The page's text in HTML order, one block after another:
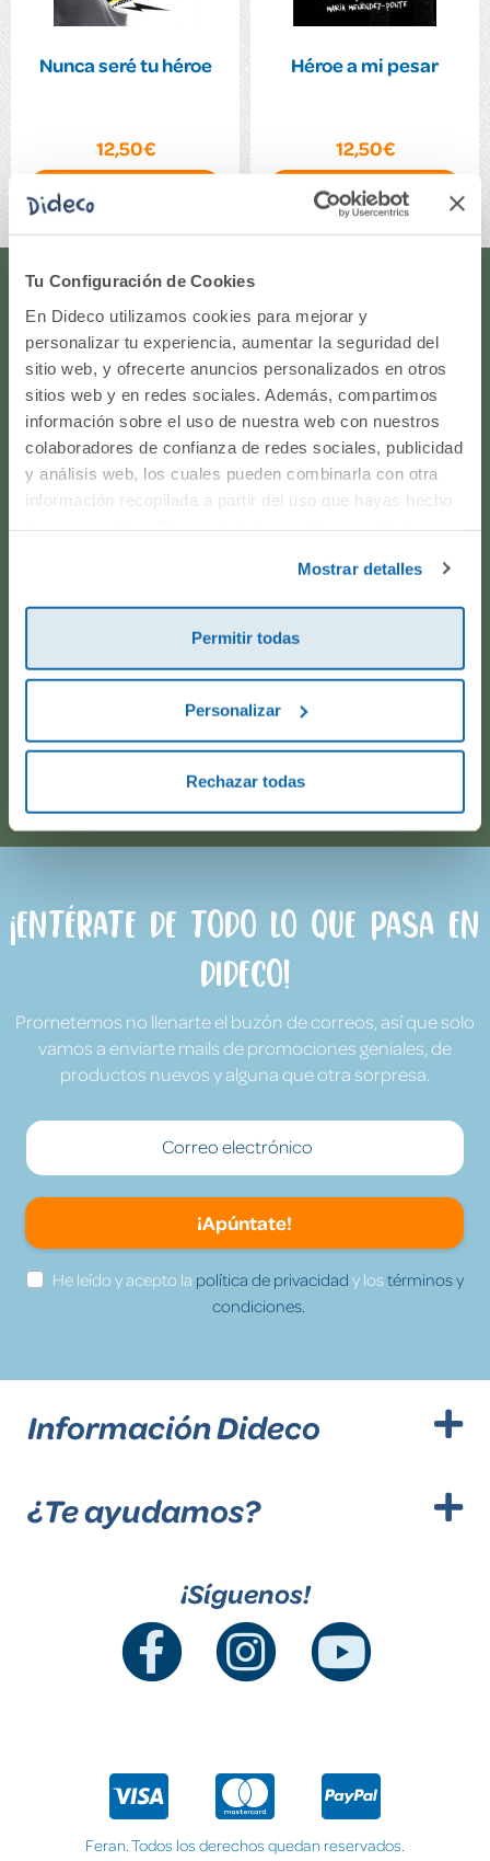
Tu Configuración de Cookies
En Dideco utilizamos cookies para mejorar y
personalizar tu experiencia, aumentar la seguridad del
sitio web, y ofrecerte anuncios personalizados en otros
sitios web y en redes sociales. Además, compartimos
información sobre el uso de nuestra web con nuestros
colaboradores de confianza de redes sociales, publicidad
y análisis web, los cuales pueden combinarla con otra
información recopilada a partir del uso que hayas hecho
Mostrar detalles
Permitir todas
Personalizar
Rechazar todas
Nunca seré tu héroe
12,50€
Héroe a mi pesar
12,50€
Comprar
¿Te ayudamos?
¿Necesitas que te ayudemos a acceder a tu cuenta? ¿Te
gustaría proponernos alguna idea o algún nuevo
producto? ¿Has realizado un pedido y quieres saber si
todo va viento en popa? Ponte en contacto con
nosotros.
WhatsApp
916597360
Correo electrónico
¡Entérate de todo lo que pasa en
Dideco!
Prometemos no llenarte el buzón de correos, así que solo
vamos a enviarte mails de promociones geniales, de
productos nuevos y alguna que otra sorpresa.
¡Apúntate!
He leído y acepto la política de privacidad y lostérminos y
condiciones.
Información Dideco
¿Te ayudamos?
¡Síguenos!
Feran. Todos los derechos quedan reservados.